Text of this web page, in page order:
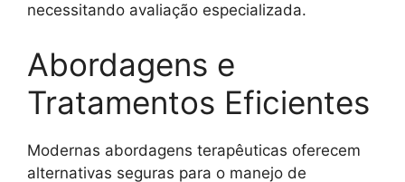
necessitando avaliação especializada.
Abordagens e
Tratamentos Eficientes
Modernas abordagens terapêuticas oferecem
alternativas seguras para o manejo de